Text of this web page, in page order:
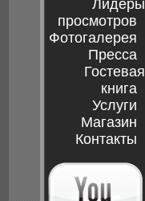
Лидеры
просмотров
Фотогалерея
Пресса
Гостевая
книга
Услуги
Магазин
Контакты